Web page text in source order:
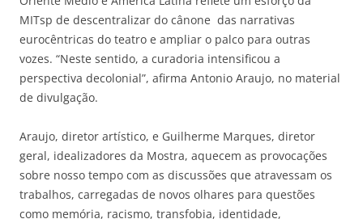
MITsp de descentralizar do cânone das narrativas
eurocêntricas do teatro e ampliar o palco para outras
vozes. “Neste sentido, a curadoria intensificou a
perspectiva decolonial”, afirma Antonio Araujo, no material
de divulgação.
Araujo, diretor artístico, e Guilherme Marques, diretor
geral, idealizadores da Mostra, aquecem as provocações
sobre nosso tempo com as discussões que atravessam os
trabalhos, carregadas de novos olhares para questões
como memória, racismo, transfobia, identidade,